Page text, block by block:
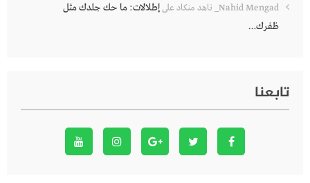
Nahid Mengad_ ناهد منكاد علىإطلالات: ما حك جلدك مثل
ظفرك…
تابعنا